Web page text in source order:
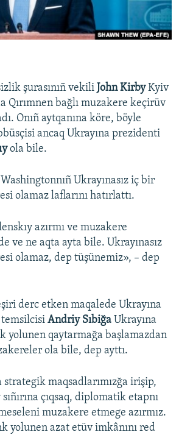
şurasınıñ vekili John KirbyKyiv
Qırımnen bağlı muzakere keçirüv
Onıñ aytqanına köre, böyle
ancaq Ukrayına prezidenti
ola bile.
Ukrayınasız iç bir
olamaz laflarını hatırlattı.
azırmı ve muzakere
ve ne aqta ayta bile. Ukrayınasız
olamaz, dep tüşünemiz», – dep
derc etken maqalede Ukrayına
Andriy Sıbiğa Ukrayına
yolunen qaytarmağa başlamazdan
ola bile, dep ayttı.
strategik maqsadlarımızğa irişip,
çıqsaq, diplomatik etapnı
muzakere etmege azırmız.
yolunen azat etüv imkânını red